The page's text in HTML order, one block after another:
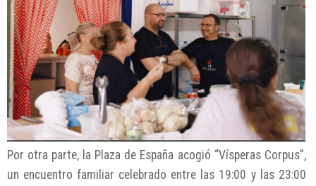
Por otra parte, la Plaza de España acogió “Vísperas Corpus”,
un encuentro familiar celebrado entre las 19:00 y las 23:00